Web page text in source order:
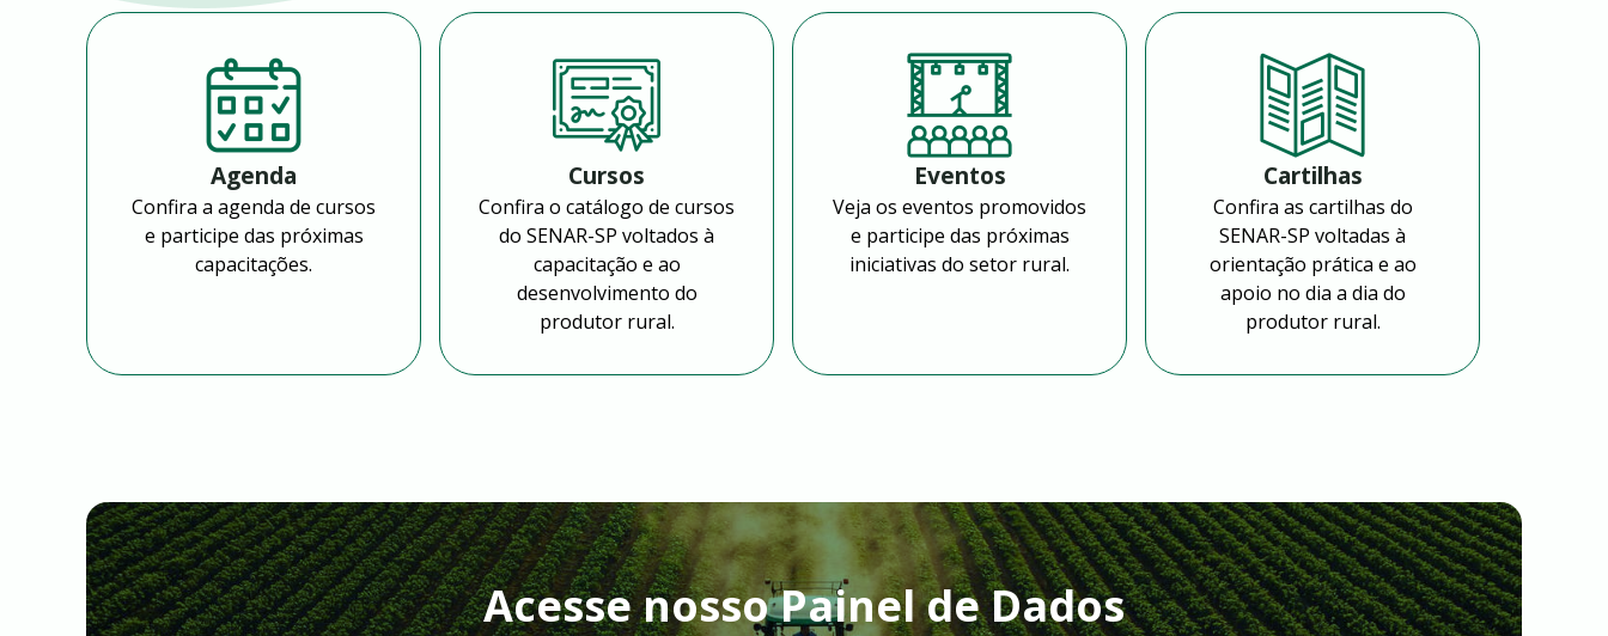
Agenda
Confira a agenda de cursos
e participe das próximas
capacitações.
Cursos
Confira o catálogo de cursos
do SENAR-SP voltados à
capacitação e ao
desenvolvimento do
produtor rural.
Eventos
Veja os eventos promovidos
e participe das próximas
iniciativas do setor rural.
Cartilhas
Confira as cartilhas do
SENAR-SP voltadas à
orientação prática e ao
apoio no dia a dia do
produtor rural.
Acesse nosso Painel de Dados